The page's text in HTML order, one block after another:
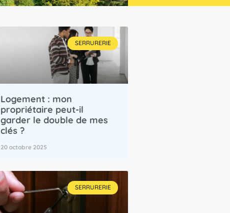
SERRURERIE
Logement : mon
propriétaire peut-il
garder le double de mes
clés ?
20 octobre 2025
SERRURERIE